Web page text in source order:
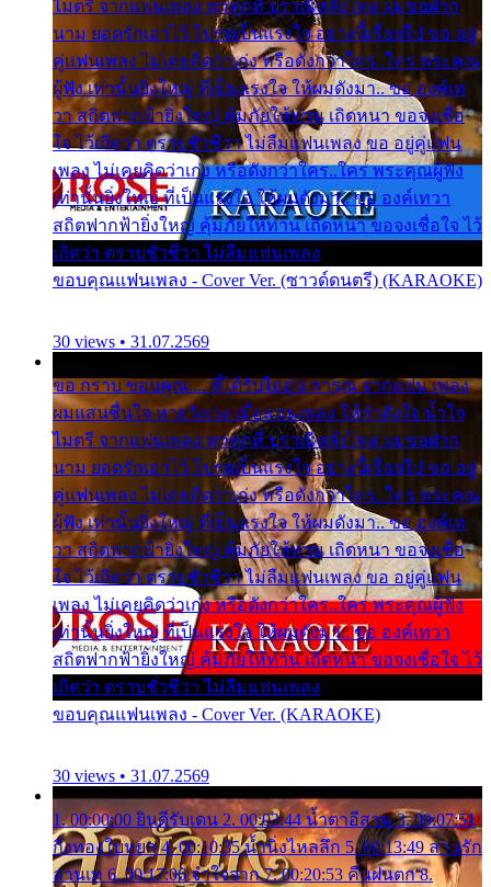
ไมตรี จากแฟนเพลง ทุกทุกที่ ปราณีหลั่งไหล ผมขอฝาก
นาม ยอดรักเอาไว้ โปรดเป็นแรงใจ อย่างนี้เรื่อยไป ขอ อยู่
คู่แฟนเพลง ไม่เคยคิดว่าเก่ง หรือดังกว่าใคร..ใคร พระคุณ
ผู้ฟัง เท่านั้นยิ่งใหญ่ ที่เป็นแรงใจ ให้ผมดังมา.. ขอ องค์เท
วา สถิตฟากฟ้ายิ่งใหญ่ คุ้มภัยให้ท่าน เถิดหนา ขอจงเชื่อ
ใจ ไว้เถิดว่า ตราบชั่วชีวา ไม่ลืมแฟนเพลง ขอ อยู่คู่แฟน
เพลง ไม่เคยคิดว่าเก่ง หรือดังกว่าใคร..ใคร พระคุณผู้ฟัง
เท่านั้นยิ่งใหญ่ ที่เป็นแรงใจ ให้ผมดังมา.. ขอ องค์เทวา
สถิตฟากฟ้ายิ่งใหญ่ คุ้มภัยให้ท่าน เถิดหนา ขอจงเชื่อใจ ไว้
เถิดว่า ตราบชั่วชีวา ไม่ลืมแฟนเพลง
ขอบคุณแฟนเพลง - Cover Ver. (ซาวด์ดนตรี) (KARAOKE)
30 views • 31.07.2569
ขอ กราบ ขอบคุณ.... ที่ได้รับไออุ่น การุณ จากแฟน เพลง
ผมแสนชื่นใจ หายวังเวง เมื่อแฟนเพลง ให้กำลังใจ น้ำใจ
ไมตรี จากแฟนเพลง ทุกทุกที่ ปราณีหลั่งไหล ผมขอฝาก
นาม ยอดรักเอาไว้ โปรดเป็นแรงใจ อย่างนี้เรื่อยไป ขอ อยู่
คู่แฟนเพลง ไม่เคยคิดว่าเก่ง หรือดังกว่าใคร..ใคร พระคุณ
ผู้ฟัง เท่านั้นยิ่งใหญ่ ที่เป็นแรงใจ ให้ผมดังมา.. ขอ องค์เท
วา สถิตฟากฟ้ายิ่งใหญ่ คุ้มภัยให้ท่าน เถิดหนา ขอจงเชื่อ
ใจ ไว้เถิดว่า ตราบชั่วชีวา ไม่ลืมแฟนเพลง ขอ อยู่คู่แฟน
เพลง ไม่เคยคิดว่าเก่ง หรือดังกว่าใคร..ใคร พระคุณผู้ฟัง
เท่านั้นยิ่งใหญ่ ที่เป็นแรงใจ ให้ผมดังมา.. ขอ องค์เทวา
สถิตฟากฟ้ายิ่งใหญ่ คุ้มภัยให้ท่าน เถิดหนา ขอจงเชื่อใจ ไว้
เถิดว่า ตราบชั่วชีวา ไม่ลืมแฟนเพลง
ขอบคุณแฟนเพลง - Cover Ver. (KARAOKE)
30 views • 31.07.2569
1. 00:00:00 ยินดีรับเดน 2. 00:03:44 น้ำตาอีสาน 3. 00:07:51
กิ่งทองใบหยก 4. 00:10:35 น้ำนิ่งไหลลึก 5. 00:13:49 ลานรัก
ลานเท 6. 00:17:06 จำใจจาก 7. 00:20:53 คืนฝนตก 8.